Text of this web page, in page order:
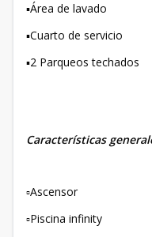
▪️Área de lavado
▪️Cuarto de servicio
▪️2 Parqueos techados
Características
▫️Ascensor
▫️Piscina infinity